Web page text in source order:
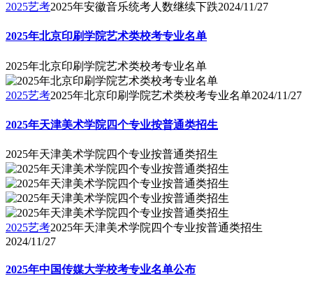
2025艺考2025年安徽音乐统考人数继续下跌2024/11/27
2025年北京印刷学院艺术类校考专业名单
2025年北京印刷学院艺术类校考专业名单
2025艺考2025年北京印刷学院艺术类校考专业名单2024/11/27
2025年天津美术学院四个专业按普通类招生
2025年天津美术学院四个专业按普通类招生
2025艺考2025年天津美术学院四个专业按普通类招生
2024/11/27
2025年中国传媒大学校考专业名单公布